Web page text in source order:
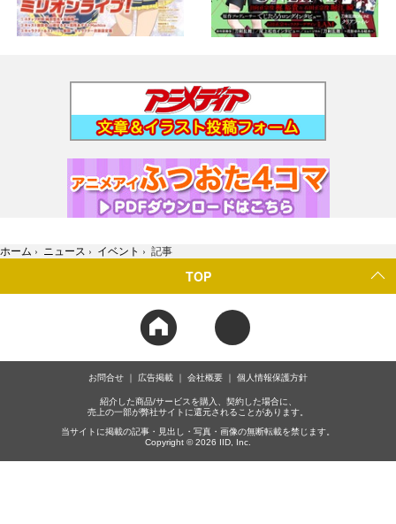
ホーム › ニュース › イベント › 記事
TOP
お問合せ 広告掲載 会社概要 個人情報保護方針
紹介した商品/サービスを購入、契約した場合に、
売上の一部が弊社サイトに還元されることがあります。
当サイトに掲載の記事・見出し・写真・画像の無断転載を禁じます。
Copyright © 2026 IID, Inc.